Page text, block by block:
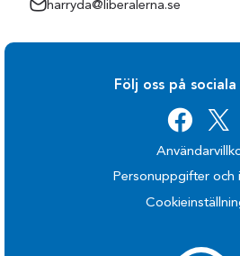
harryda@liberalerna.se
Följ oss på
Personuppgifter och